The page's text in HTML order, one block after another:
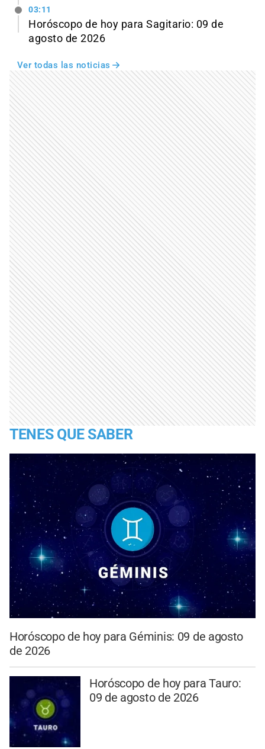
03:11
Horóscopo de hoy para Sagitario: 09 de
agosto de 2026
Ver todas las noticias
TENES QUE SABER
Horóscopo de hoy para Géminis: 09 de agosto
de 2026
Horóscopo de hoy para Tauro:
09 de agosto de 2026